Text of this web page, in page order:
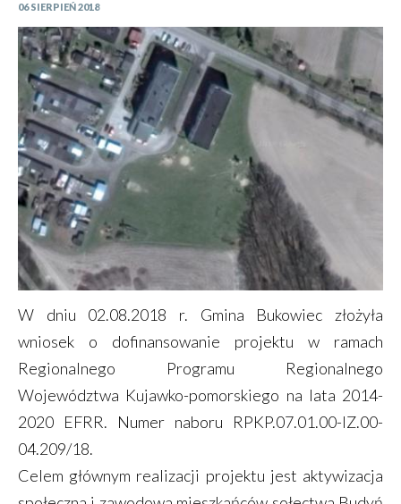
06 SIERPIEŃ 2018
W dniu 02.08.2018 r. Gmina Bukowiec złożyła
wniosek o dofinansowanie projektu w ramach
Regionalnego Programu Regionalnego
Województwa Kujawko-pomorskiego na lata 2014-
2020 EFRR. Numer naboru RPKP.07.01.00-IZ.00-
04.209/18.
Celem głównym realizacji projektu jest aktywizacja